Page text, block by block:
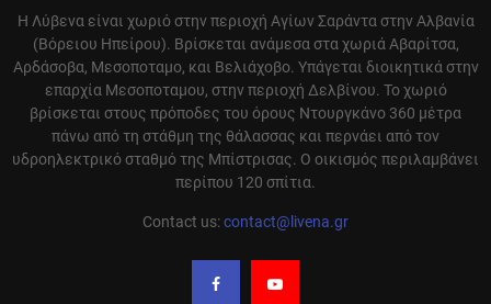
Η Λύβενα είναι χωριό στην περιοχή Αγίων Σαράντα στην Αλβανία
(Βόρειου Ηπείρου). Βρίσκεται ανάμεσα στα χωριά Αβαρίτσα,
Αρδάσοβα, Μεσοποταμο, και Βελιάχοβο. Υπάγεται διοικητικά στην
επαρχία Μεσοποταμου, στην περιοχή Δελβίνου. Το χωριό
βρίσκεται στους πρόποδες του όρους Ντουργκάνο 360 μέτρα
πάνω από τη στάθμη της θάλασσας και περνάει από τον
υδροηλεκτρικό σταθμό της Μπίστρισας. Ο οικισμός περιλαμβάνει
περίπου 120 σπίτια.
Contact us:contact@livena.gr